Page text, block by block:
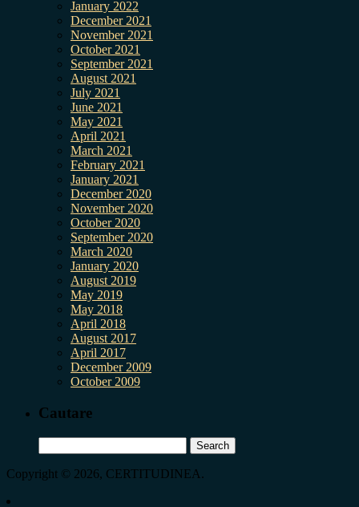
January 2022
December 2021
November 2021
October 2021
September 2021
August 2021
July 2021
June 2021
May 2021
April 2021
March 2021
February 2021
January 2021
December 2020
November 2020
October 2020
September 2020
March 2020
January 2020
August 2019
May 2019
May 2018
April 2018
August 2017
April 2017
December 2009
October 2009
Cautare
for:
Copyright © 2026, CERTITUDINEA.